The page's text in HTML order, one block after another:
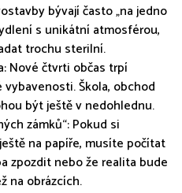
bývají často „na jedno
s unikátní atmosférou,
trochu sterilní.
Nové čtvrti občas trpí
Škola, obchod
být ještě v nedohlednu.
zámků“: Pokud si
na papíře, musíte počítat
zpozdit nebo že realita bude
na obrázcích.